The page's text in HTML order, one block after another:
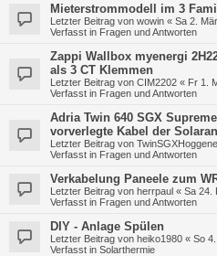
Mieterstrommodell im 3
Letzter Beitrag von wowin « Sa 2.
Verfasst in Fragen und Antworten
Zappi Wallbox myenergi
als 3 CT Klemmen
Letzter Beitrag von CIM2202 « Fr 1.
Verfasst in Fragen und Antworten
Adria Twin 640 SGX
vorverlegte Kabel der
Letzter Beitrag von TwinSGXHoggene
Verfasst in Fragen und Antworten
Verkabelung Paneele zum
Letzter Beitrag von herrpaul « Sa 24.
Verfasst in Fragen und Antworten
DIY - Anlage Spülen
Letzter Beitrag von heiko1980 « So
Verfasst in Solarthermie